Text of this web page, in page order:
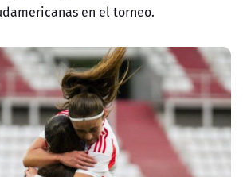
en el torneo.